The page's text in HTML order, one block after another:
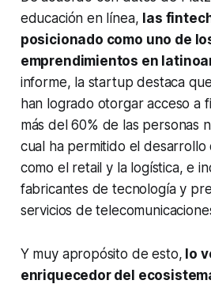
educación en línea, las
posicionado como uno de
emprendimientos en
informe, la startup destaca
han logrado otorgar acceso a
más del 60% de las personas
cual ha permitido el
como el retail y la logística, e
fabricantes de tecnología y
servicios de
Y muy apropósito de esto, lo
enriquecedor del